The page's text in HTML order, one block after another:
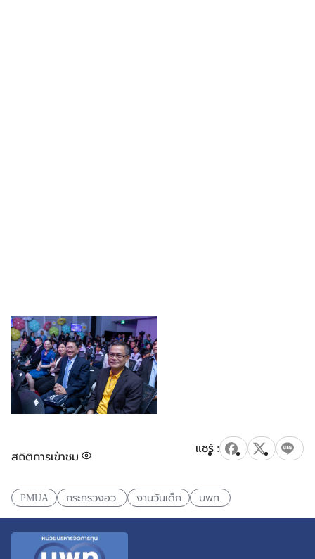
สถิติการเข้าชม
PMUA กระทรวงอว. งานวันเด็ก บพท.